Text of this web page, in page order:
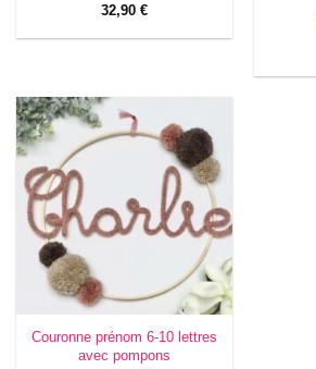
32,90 €
Couronne prénom 6-10 lettres
avec pompons